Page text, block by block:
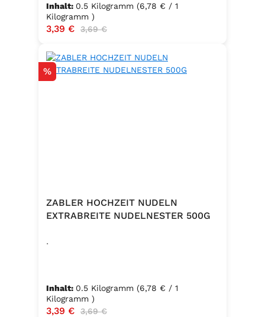
Inhalt: 0.5 Kilogramm (6,78 € / 1
Kilogramm )
Verkaufspreis:
3,39 € Regulärer Preis:
3,69 €
Rabatt
%
ZABLER HOCHZEIT NUDELN
EXTRABREITE NUDELNESTER 500G
.
Inhalt: 0.5 Kilogramm (6,78 € / 1
Kilogramm )
Verkaufspreis:
3,39 € Regulärer Preis:
3,69 €